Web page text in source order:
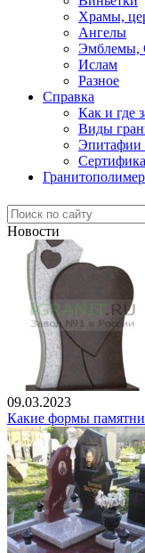
Храмы,
Ангелы
Эмблемы,
Ислам
Разное
Справка
Как и где
Виды
Эпитафии
Гранитополимер
Новости
09.03.2023
Какие формы